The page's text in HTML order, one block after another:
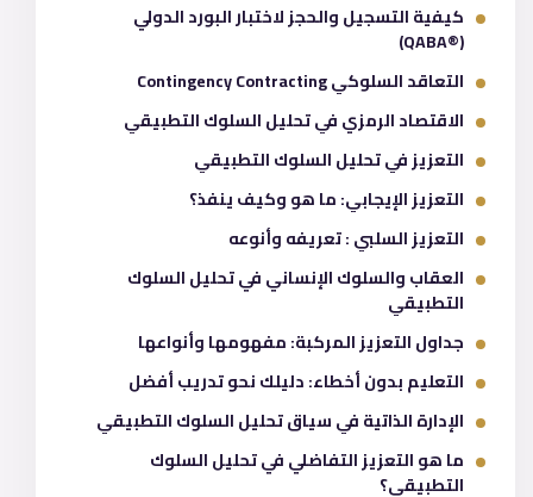
كيفية التسجيل والحجز لاختبار البورد الدولي
(®QABA)
التعاقد السلوكي Contingency Contracting
الاقتصاد الرمزي في تحليل السلوك التطبيقي
التعزيز في تحليل السلوك التطبيقي
التعزيز الإيجابي: ما هو وكيف ينفذ؟
التعزيز السلبي : تعريفه وأنوعه
العقاب والسلوك الإنساني في تحليل السلوك
التطبيقي
جداول التعزيز المركبة: مفهومها وأنواعها
التعليم بدون أخطاء: دليلك نحو تدريب أفضل
الإدارة الذاتية في سياق تحليل السلوك التطبيقي
ما هو التعزيز التفاضلي في تحليل السلوك
التطبيقي؟